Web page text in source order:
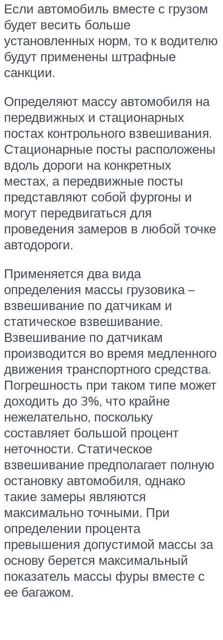
Если автомобиль вместе с грузом
будет весить больше
установленных норм, то к водителю
будут применены штрафные
санкции.
Определяют массу автомобиля на
передвижных и стационарных
постах контрольного взвешивания.
Стационарные посты расположены
вдоль дороги на конкретных
местах, а передвижные посты
представляют собой фургоны и
могут передвигаться для
проведения замеров в любой точке
автодороги.
Применяется два вида
определения массы грузовика –
взвешивание по датчикам и
статическое взвешивание.
Взвешивание по датчикам
производится во время медленного
движения транспортного средства.
Погрешность при таком типе может
доходить до 3%, что крайне
нежелательно, поскольку
составляет большой процент
неточности. Статическое
взвешивание предполагает полную
остановку автомобиля, однако
такие замеры являются
максимально точными. При
определении процента
превышения допустимой массы за
основу берется максимальный
показатель массы фуры вместе с
ее багажом.